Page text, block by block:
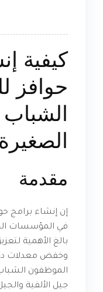
كيفية
حوافز
مقدمة
إن إنشاء برامج
في المؤسسات
بالغ الأهمية
وخفض معدلات
الموظفون